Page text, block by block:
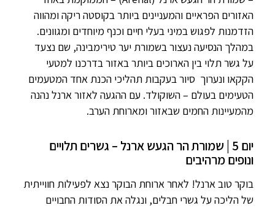
האזורים הפראיים והמעניינים ביותר בקוסטה ריקה ומהווה
הזדמנות לפגוש במיני בעלי חיים וכנף מיוחדים ומגוונים.
במהלך הנסיעה נעצור בשמורת יער טירימבינה, שם נצעד
על גשר תלוי בין הארוכים ביותר באזור בדרכנו למטעי
הקקאו ונערוך סיור בעקבות תהליכי הכנת אחד המטעמים
הטעימים בעולם – השוקולד. עם ההגעה לאזור ארנל נהנה
מהמעיינות החמים שבאזור ומארוחת הערב.
יום 5 | שמורת הר הגעש ארנל – גשרים תלויים
ונופים מרהיבים
בוקר טוב ארנל! לאחר ארוחת הבוקר נצא לפעילות חווייתית
של הליכה על גשרי חבלים, ונגלה את הסודות החבויים